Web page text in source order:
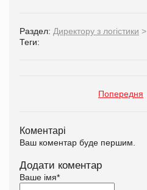
Раздел: Директору з логістики >
Теги:
Попередня
Коментарі
Ваш коментар буде першим.
Додати коментар
Ваше імя*